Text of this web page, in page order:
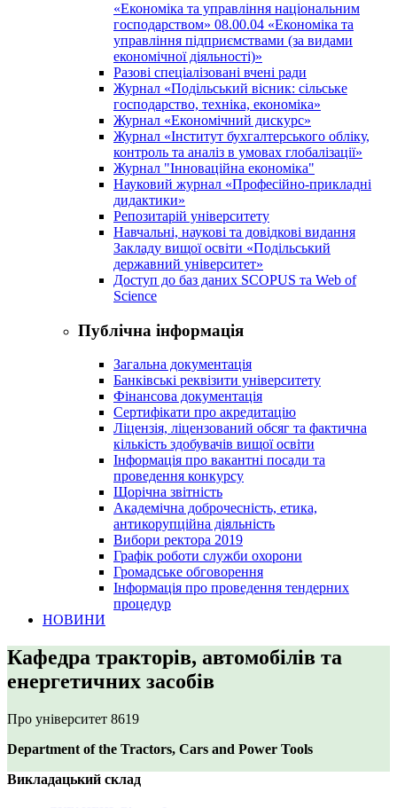
«Економіка та управління національним
господарством» 08.00.04 «Економіка та
управління підприємствами (за видами
економічної діяльності)»
Разові спеціалізовані вчені ради
Журнал «Подільський вісник: сільське
господарство, техніка, економіка»
Журнал «Економічний дискурс»
Журнал «Інститут бухгалтерського обліку,
контроль та аналіз в умовах глобалізації»
Журнал "Інноваційна економіка"
Науковий журнал «Професійно-прикладні
дидактики»
Репозитарій університету
Навчальні, наукові та довідкові видання
Закладу вищої освіти «Подільський
державний університет»
Доступ до баз даних SCOPUS та Web of
Science
Публічна інформація
Загальна документація
Банківські реквізити університету
Фінансова документація
Сертифікати про акредитацію
Ліцензія, ліцензований обсяг та фактична
кількість здобувачів вищої освіти
Інформація про вакантні посади та
проведення конкурсу
Щорічна звітність
Академічна доброчесність, етика,
антикорупційна діяльність
Вибори ректора 2019
Графік роботи служби охорони
Громадське обговорення
Інформація про проведення тендерних
процедур
НОВИНИ
Кафедра тракторів, автомобілів та
енергетичних засобів
Про університет 8619
Department of the Tractors, Cars and Power Tools
Викладацький склад